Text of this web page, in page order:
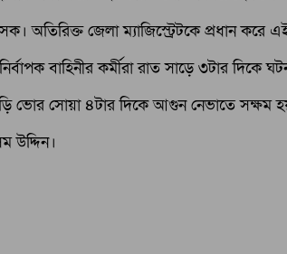
অতিরিক্ত জেলা ম্যাজিস্ট্রেটকে প্রধান করে
বাহিনীর কর্মীরা রাত সাড়ে ৩টার দিকে
ভোর সোয়া ৪টার দিকে আগুন নেভাতে সক্ষম
উদ্দিন।